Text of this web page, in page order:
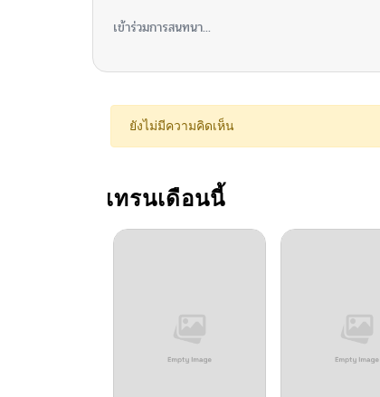
เข้าร่วมการสนทนา...
ยังไม่มีความคิดเห็น
เทรนเดือนนี้